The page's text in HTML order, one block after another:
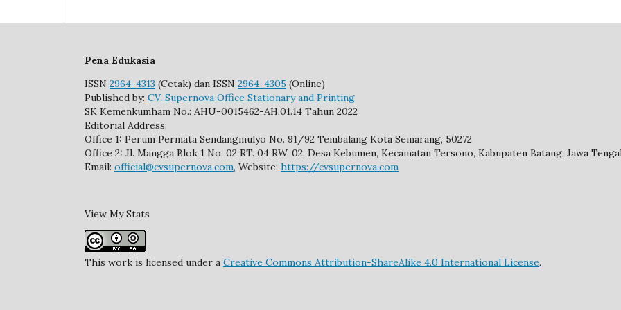
Pena Edukasia
ISSN 2964-4313 (Cetak) dan ISSN 2964-4305 (Online)
Published by: CV. Supernova Office Stationary and Printing
SK Kemenkumham No.: AHU-0015462-AH.01.14 Tahun 2022
Editorial Address:
Office 1: Perum Permata Sendangmulyo No. 91/92 Tembalang Kota Semarang, 50272
Office 2: Jl. Mangga Blok 1 No. 02 RT. 04 RW. 02, Desa Kebumen, Kecamatan Tersono, Kabupaten Batang, Jawa
Email: official@cvsupernova.com, Website: https://cvsupernova.com
View My Stats
This work is licensed under a Creative Commons Attribution-ShareAlike 4.0 International License.